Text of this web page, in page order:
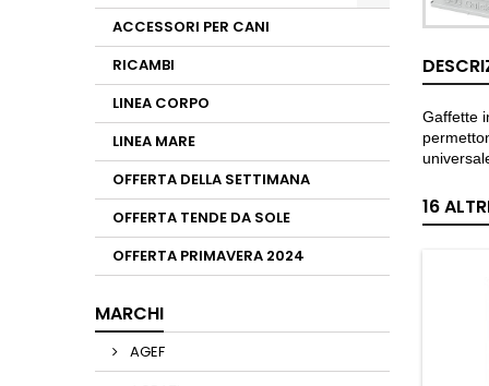
ACCESSORI PER CANI
RICAMBI
LINEA CORPO
LINEA MARE
OFFERTA DELLA SETTIMANA
OFFERTA TENDE DA SOLE
OFFERTA PRIMAVERA 2024
MARCHI
AGEF
Gaffette
16